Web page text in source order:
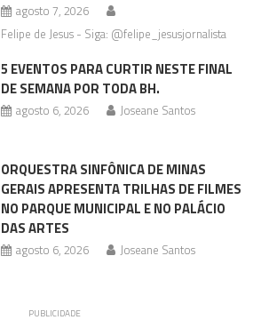
agosto 7, 2026
Felipe de Jesus - Siga: @felipe_jesusjornalista
5 EVENTOS PARA CURTIR NESTE FINAL
DE SEMANA POR TODA BH.
agosto 6, 2026 Joseane Santos
ORQUESTRA SINFÔNICA DE MINAS
GERAIS APRESENTA TRILHAS DE FILMES
NO PARQUE MUNICIPAL E NO PALÁCIO
DAS ARTES
agosto 6, 2026 Joseane Santos